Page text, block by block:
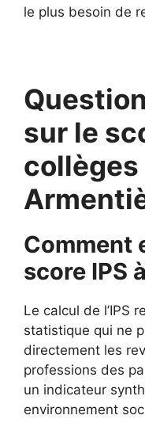
le plus besoin de
sur le
collèges
Comment
score IPS
Le calcul de l’IPS
statistique qui ne
directement les
professions des
un indicateur
environnement